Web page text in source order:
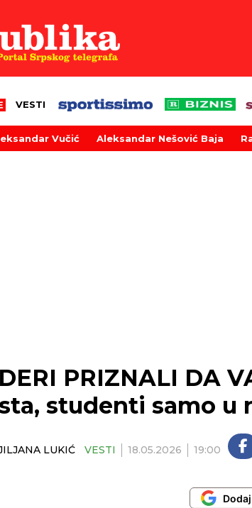
VESTI
Vučić Aleksandar Nešović Baja
PRIZNALI DA
studenti samo u
LUKIĆ VESTI 18.05.2026 19:00